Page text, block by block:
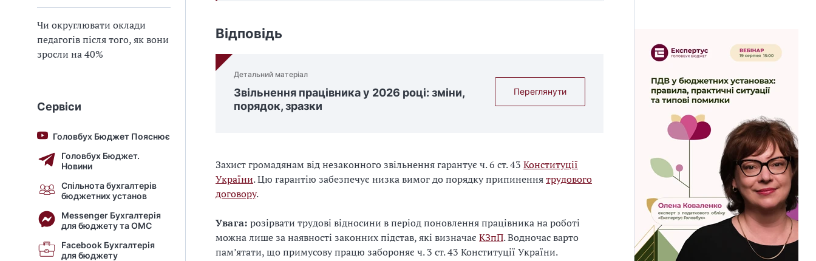
Чи округлювати оклади
педагогів після того, як вони
зросли на 40%
Сервіси
Головбух Бюджет Пояснює
Головбух Бюджет.
Новини
Спільнота бухгалтерів
бюджетних установ
Messenger Бухгалтерія
для бюджету та ОМС
Facebook Бухгалтерія
для бюджету
Відповідь
Детальний матеріал
Звільнення працівника у 2026 році: зміни,
порядок, зразки
Переглянути
Захист громадянам від незаконного звільнення гарантує ч. 6 ст. 43 Конституції
України. Цю гарантію забезпечує низка вимог до порядку припиненнятрудового
договору.
Увага: розірвати трудові відносини в період поновлення працівника на роботі
можна лише за наявності законних підстав, які визначає КЗпП. Водночас варто
пам’ятати, що примусову працю забороняє ч. 3 ст. 43 Конституції України.